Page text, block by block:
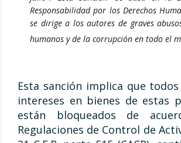
Responsabilidad por los Derechos
se dirige a los autores de graves
humanos y de la corrupción en todo el
Esta sanción implica que
intereses en bienes de estas
están bloqueados de
Regulaciones de Control de